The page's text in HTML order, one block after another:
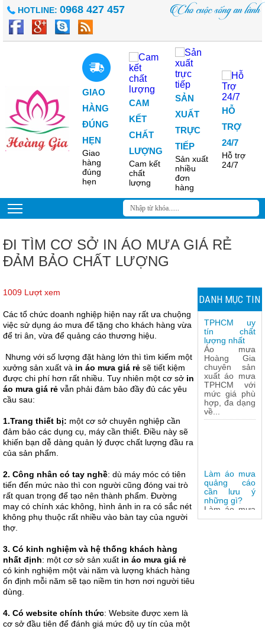
HOTLINE: 0968 427 457 Cho cuộc sống an lành
GIAO
HÀNG
ĐÚNG
HẸN
Giao
hàng
đúng
hẹn
CAM
KẾT
CHẤT
LƯỢNG
Cam kết
chất
lượng
SẢN
XUẤT
TRỰC
TIẾP
Sản xuất
nhiều
đơn
hàng
HỖ
TRỢ
24/7
Hỗ trợ
24/7
ĐI TÌM CƠ SỞ IN ÁO MƯA GIÁ RẺ
ĐẢM BẢO CHẤT LƯỢNG
1009 Lượt xem
Các tổ chức doanh nghiệp hiện nay rất ưa chuộng
việc sử dụng áo mưa để tặng cho khách hàng vừa
để tri ân, vừa để quảng cáo thương hiệu.
Nhưng với số lượng đặt hàng lớn thì tìm kiếm một
xưởng sản xuất và in áo mưa giá rẻ sẽ tiết kiệm
được chi phí hơn rất nhiều. Tuy nhiên một cơ sở in
áo mưa giá rẻ vẫn phải đảm bảo đầy đủ các yêu
cầu sau:
1.Trang thiết bị: một cơ sở chuyên nghiệp cần
đảm bảo các dụng cụ, máy cần thiết. Điều này sẽ
khiến bạn dễ dàng quản lý được chất lượng đầu ra
của sản phẩm.
2. Công nhân có tay nghề: dù máy móc có tiên
tiến đến mức nào thì con người cũng đóng vai trò
rất quan trọng để tạo nên thành phẩm. Đường
may có chính xác không, hình ảnh in ra có sắc nét
không phụ thuộc rất nhiều vào bàn tay của người
thợ.
3. Có kinh nghiệm và hệ thống khách hàng
nhất định: một cơ sở sản xuất in áo mưa giá rẻ
có kinh nghiệm một vài năm và lượng khách hàng
ổn định mỗi năm sẽ tạo niềm tin hơn nơi người tiêu
dùng.
4. Có website chính thức: Website được xem là
cơ sở đầu tiên để đánh giá mức độ uy tín của một
DANH MỤC TIN
TỨC
tin dùng để in
trên áo mưa
Những thông
dụng để in
quả nhất...
In áo mưa
quảng cáo -
Phương thức
truyền thông
in áo mưa
chất lượng,
hợp, kích...
Xưởng sản
xuất áo mưa
tín chất
lượng nhất
Áo mưa
Hoàng Gia
chuyên sản
xuất áo mưa
TPHCM với
mức giá phù
hợp, đa dạng
về...
quảng cáo
cần lưu ý
những gì?
Làm áo mưa
quảng cáo ở
đâu giá rẻ, uy